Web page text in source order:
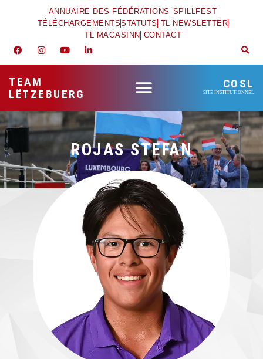
ANNUAIRE DES FÉDÉRATIONS SPILLFEST
TÉLÉCHARGEMENTSSTATUTS TL NEWSLETTER
TL MAGASINN CONTACT
TEAM
LËTZEBUERG
COSL
SITE INSTITUTIONNEL
ROJAS STEFAN